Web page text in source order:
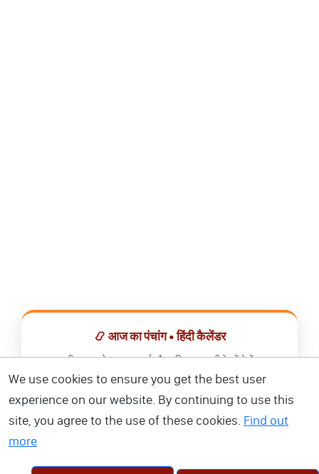
📿 आज का पंचांग • हिंदी कैलेंडर
सभी व्रत, त्योहार, शुभ मुहूर्त और राशिफल एक ही ऐप में देखें।
📅 हिंदी कैलेंडर ऐप डाउनलोड करें
We use cookies to ensure you get the best user
experience on our website. By continuing to use this
site, you agree to the use of these cookies. Find out
more